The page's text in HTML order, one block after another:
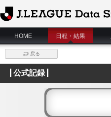
J.League Data Site
HOME
日程・結果
戻る
公式記録